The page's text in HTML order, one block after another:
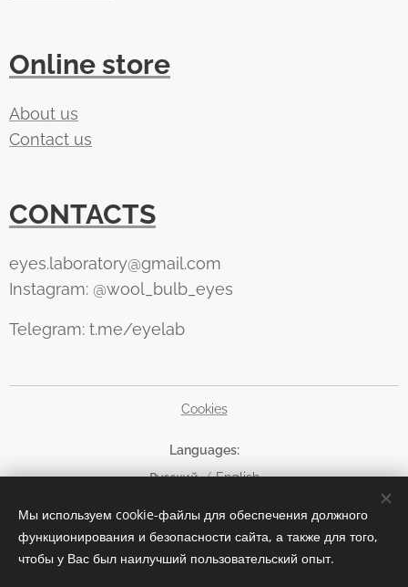
Online store
About us
Contact us
CONTACTS
eyes.laboratory@gmail.com
Instagram: @wool_bulb_eyes
Telegram: t.me/eyelab
Cookies
Languages
Русский
English
Currency
EUR €
RUB руб USD $
Мы используем cookie-файлы для обеспечения должного
функционирования и безопасности сайта, а также для того,
чтобы у Вас был наилучший пользовательский опыт.